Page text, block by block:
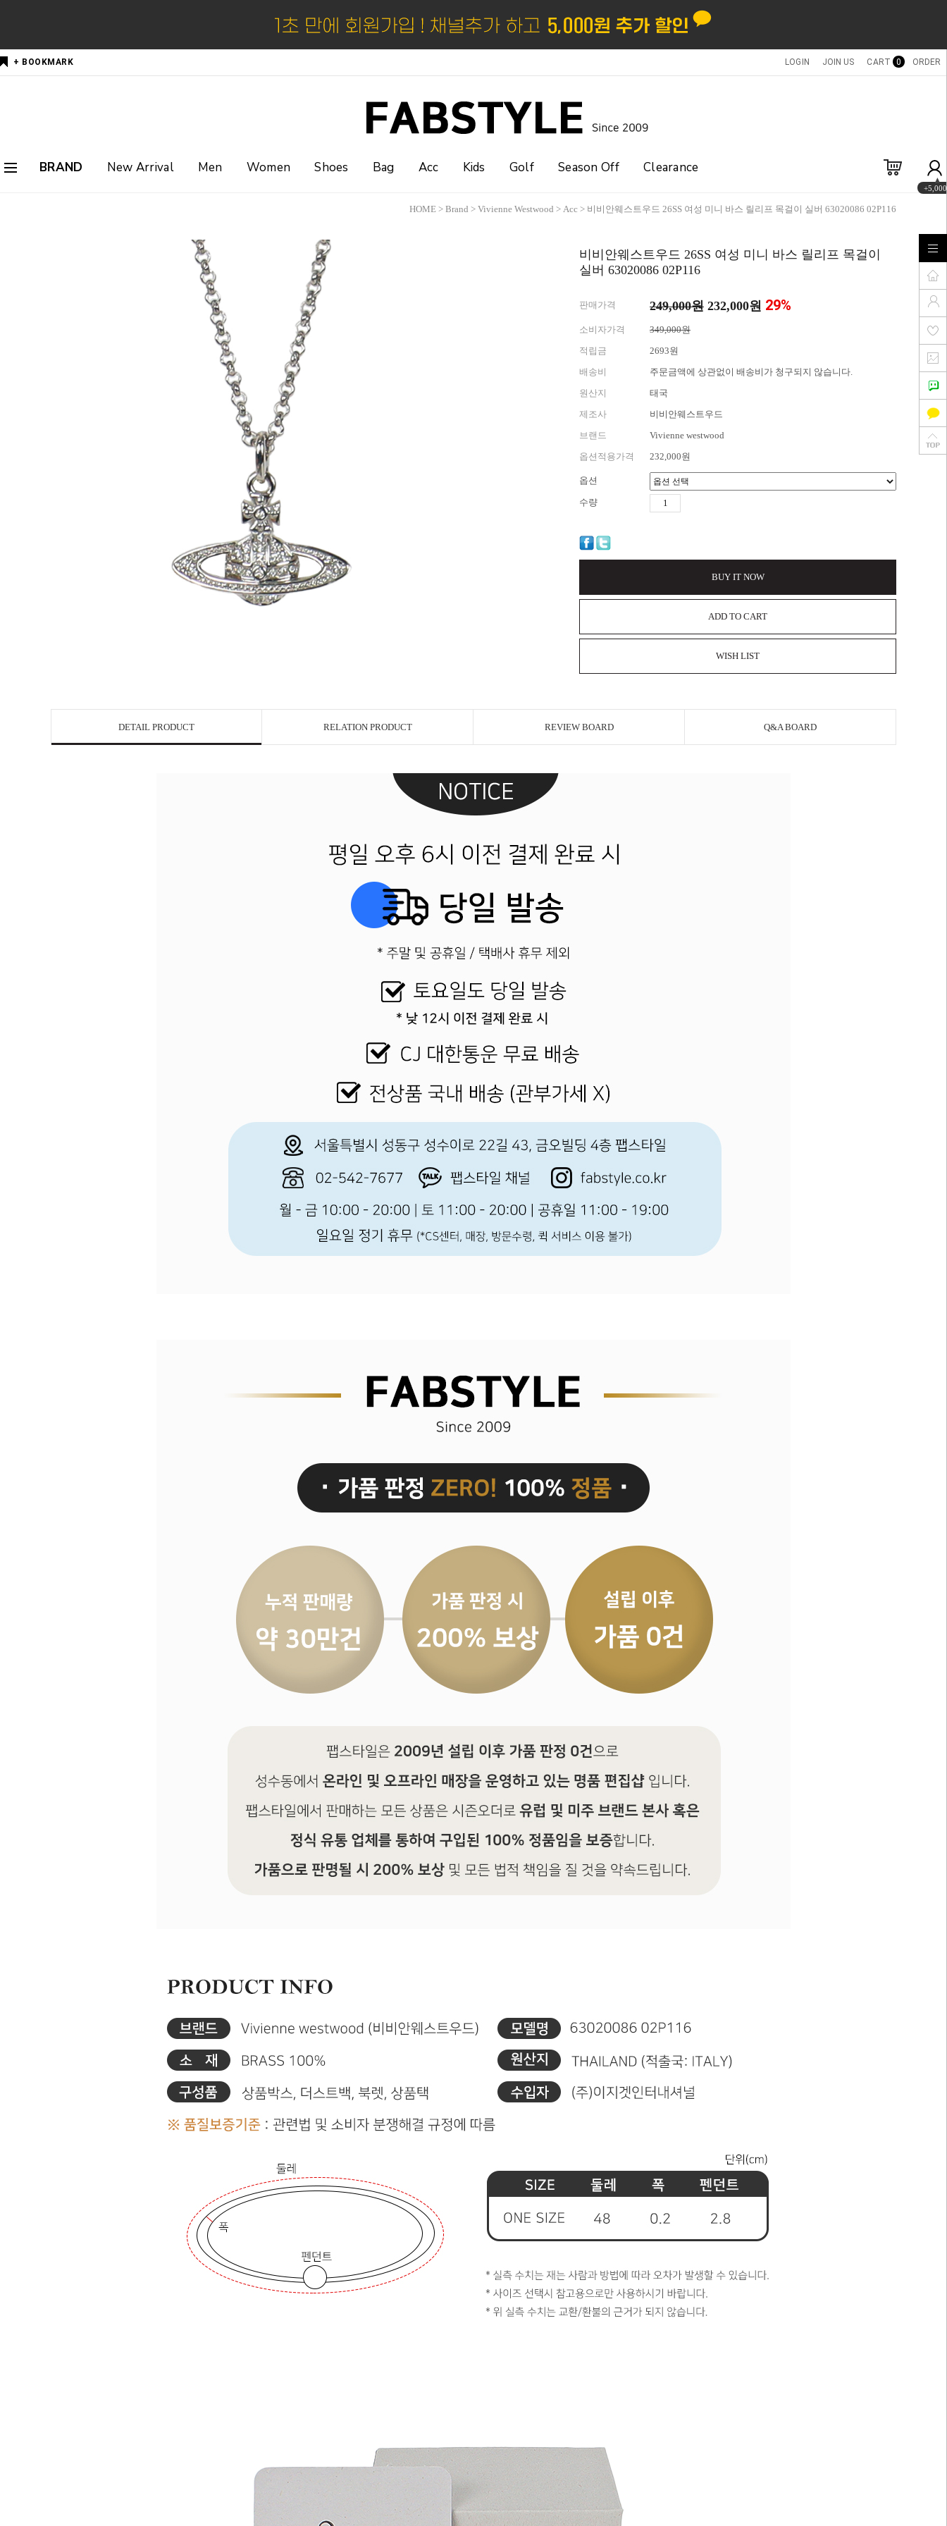
+ BOOKMARK LOGIN JOIN US CART 0 ORDER
BRAND New Arrival Men Women Shoes Bag Acc Kids Golf Season Off Clearance
HOME > Brand > Vivienne Westwood > Acc > 비비안웨스트우드 26SS 여성 미니 바스 릴리프 목걸이 실버 63020086 02P116
비비안웨스트우드 26SS 여성 미니 바스 릴리프 목걸이
실버 63020086 02P116
판매가격 249,000원 232,000원 29%
소비자가격
349,000원
적립금
2693원
배송비
주문금액에 상관없이 배송비가 청구되지 않습니다.
원산지
태국
제조사
비비안웨스트우드
브랜드
Vivienne westwood
옵션적용가격
232,000원
옵션
수량
BUY IT NOW
ADD TO CART
WISH LIST
DETAIL PRODUCT RELATION PRODUCT REVIEW BOARD Q&A BOARD